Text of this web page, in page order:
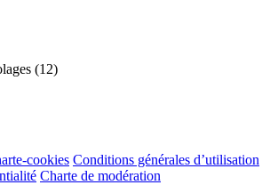
(12)
cookies Conditions générales d’utilisation
Charte de modération